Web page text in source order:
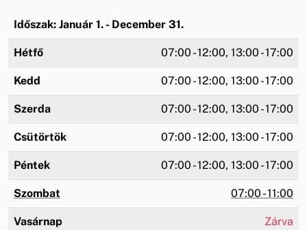
Időszak: Január 1. - December 31.
Hétfő 07:00 - 12:00, 13:00 - 17:00
Kedd 07:00 - 12:00, 13:00 - 17:00
Szerda 07:00 - 12:00, 13:00 - 17:00
Csütörtök 07:00 - 12:00, 13:00 - 17:00
Péntek 07:00 - 12:00, 13:00 - 17:00
Szombat 07:00 - 11:00
Vasárnap Zárva